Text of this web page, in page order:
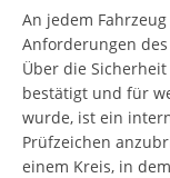
An jedem
Anforderungen des
Über die
bestätigt und für
wurde, ist ein
Prüfzeichen
einem Kreis, in